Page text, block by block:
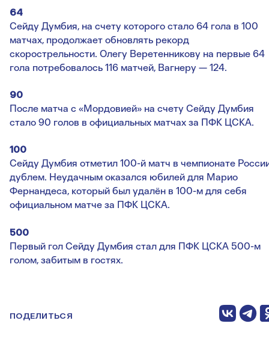
64
Сейду Думбия, на счету которого стало 64 гола в 100
матчах, продолжает обновлять рекорд
скорострельности. Олегу Веретенникову на первые 64
гола потребовалось 116 матчей, Вагнеру — 124.
90
После матча с «Мордовией» на счету Сейду Думбия
стало 90 голов в официальных матчах за ПФК ЦСКА.
100
Сейду Думбия отметил 100-й матч в чемпионате
дублем. Неудачным оказался юбилей для Марио
Фернандеса, который был удалён в 100-м для себя
официальном матче за ПФК ЦСКА.
500
Первый гол Сейду Думбия стал для ПФК ЦСКА 500-м
голом, забитым в гостях.
ПОДЕЛИТЬСЯ